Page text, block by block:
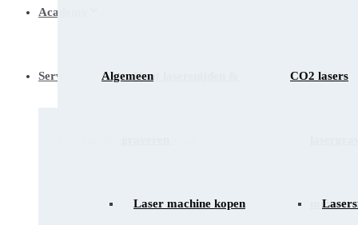
Hout lasersnijden & Gids
metaal
Academy
Algemeen
Laser machine kopen
CO2 lasers
Service